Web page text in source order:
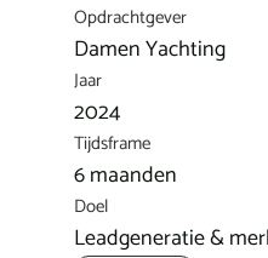
Opdrachtgever
Damen Yachting
Jaar
2024
Tijdsframe
6 maanden
Doel
Leadgeneratie &